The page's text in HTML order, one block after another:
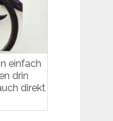
einfach
drin
direkt